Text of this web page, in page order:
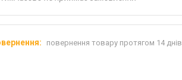
повернення товару протягом 14 днів